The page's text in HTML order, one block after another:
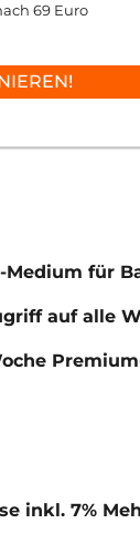
69 Euro
Medium für
auf alle
inkl. 7%